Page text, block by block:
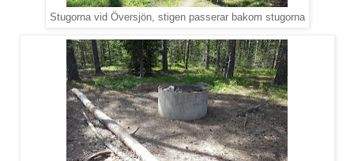
Stugorna vid Översjön, stigen passerar bakom stugorna